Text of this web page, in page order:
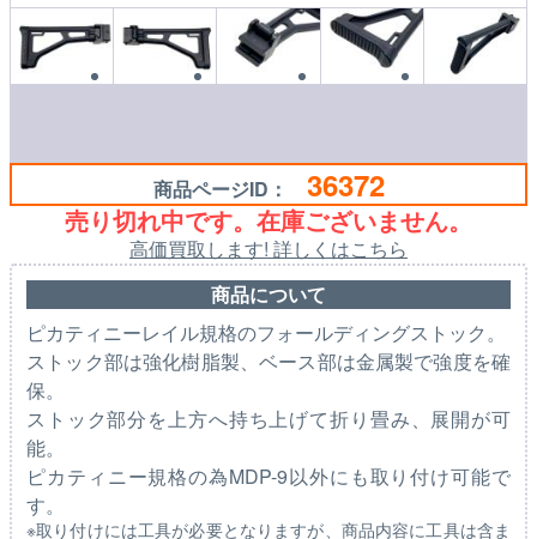
商品ページID： 36372
売り切れ中です。在庫ございません。
高価買取します! 詳しくはこちら
商品について
ピカティニーレイル規格のフォールディングストック。
ストック部は強化樹脂製、ベース部は金属製で強度を確
保。
ストック部分を上方へ持ち上げて折り畳み、展開が可
能。
ピカティニー規格の為MDP-9以外にも取り付け可能で
す。
※取り付けには工具が必要となりますが、商品内容に工具は含ま